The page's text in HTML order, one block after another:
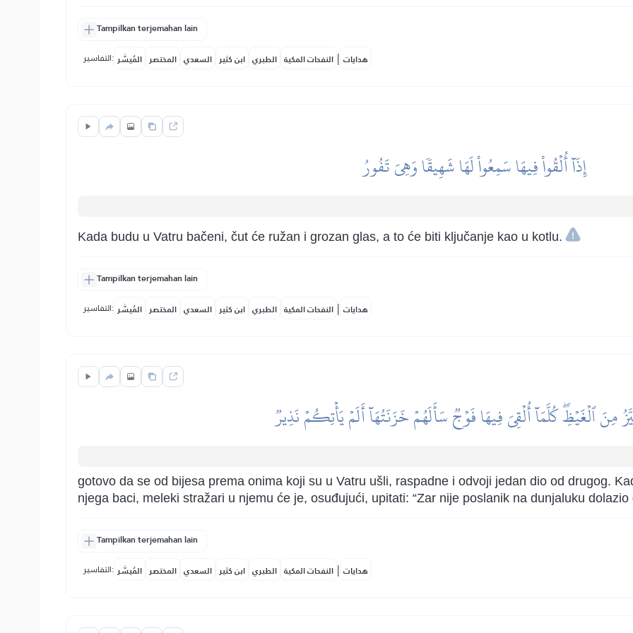
Tampilkan terjemahan lain
التفاسير: المُيسَّر المختصر السعدي ابن كثير الطبري النفحات المكية | هدايات
إِذَآ أُلۡقُواْ فِيهَا سَمِعُواْ لَهَا شَهِيقٗا وَهِيَ تَفُورُ
Kada budu u Vatru bačeni, čut će ružan i grozan glas, a to će biti ključanje kao u kotlu.
Tampilkan terjemahan lain
التفاسير: المُيسَّر المختصر السعدي ابن كثير الطبري النفحات المكية | هدايات
مِنَ ٱلۡغَيۡظِۖ كُلَّمَآ أُلۡقِيَ فِيهَا فَوۡجٞ سَأَلَهُمۡ خَزَنَتُهَآ أَلَمۡ يَأۡتِكُمۡ نَذِيرٞ
gotovo da se od bijesa prema onima koji su u Vatru ušli, raspadne i odvoji jedan dio od drugog.
njega baci, meleki stražari u njemu će je, osuđujući, upitati: “Zar nije poslanik na dunjaluku
Tampilkan terjemahan lain
التفاسير: المُيسَّر المختصر السعدي ابن كثير الطبري النفحات المكية | هدايات